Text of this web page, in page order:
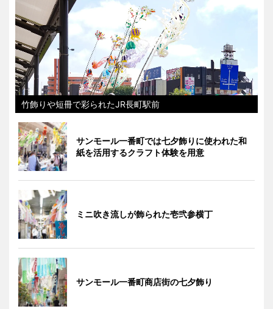
竹飾りや短冊で彩られたJR長町駅前
サンモール一番町では七夕飾りに使われた和
紙を活用するクラフト体験を用意
ミニ吹き流しが飾られた壱弐参横丁
サンモール一番町商店街の七夕飾り